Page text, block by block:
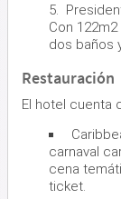
Con
dos baños
Restauración
El hotel cuenta
carnaval
cena
ticket.